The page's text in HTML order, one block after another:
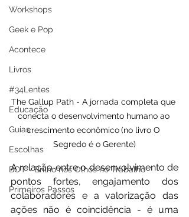
Workshops
Geek e Pop
Acontece
Livros
#34Lentes
Educação
Guias
Escolhas
BOT - Brilho nos Olhos no Trabalho
Primeiros Passos
The Gallup Path - A jornada completa que
conecta o desenvolvimento humano ao
crescimento econômico(no livro O
Segredo é o Gerente)
A relação entre o desenvolvimento de
pontos fortes, engajamento dos
colaboradores e a valorização das
ações não é coincidência - é uma